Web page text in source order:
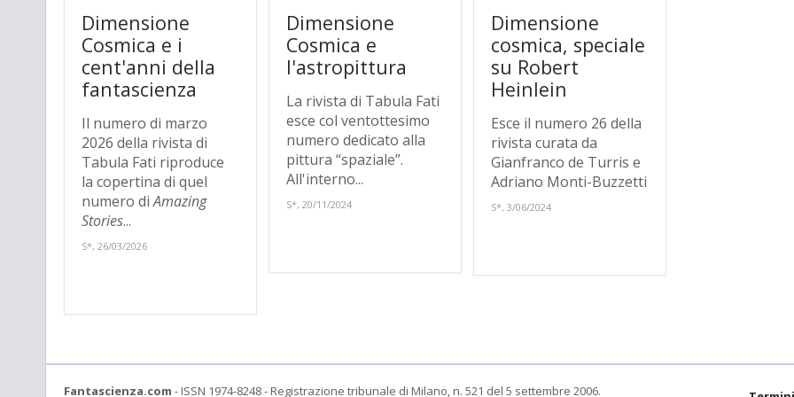
Dimensione
Cosmica e i
cent'anni della
fantascienza
Il numero di marzo
2026 della rivista di
Tabula Fati riproduce
la copertina di quel
numero diAmazing
Stories...
S*, 26/03/2026
Dimensione
Cosmica e
l'astropittura
La rivista di Tabula Fati
esce col ventottesimo
numero dedicato alla
pittura “spaziale”.
All'interno...
S*, 20/11/2024
Dimensione
cosmica, speciale
su Robert
Heinlein
Esce il numero 26 della
rivista curata da
Gianfranco de Turris e
Adriano Monti-Buzzetti
S*, 3/06/2024
Fantascienza.com - ISSN 1974-8248 - Registrazione tribunale di Milano, n. 521 del 5 settembre 2006.